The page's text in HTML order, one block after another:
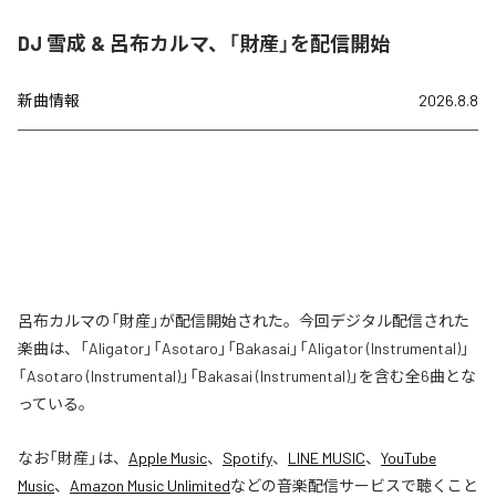
DJ 雪成 & 呂布カルマ、「財産」を配信開始
新曲情報 2026.8.8
呂布カルマの「財産」が配信開始された。今回デジタル配信された
楽曲は、「Aligator」「Asotaro」「Bakasai」「Aligator (Instrumental)」
「Asotaro (Instrumental)」「Bakasai (Instrumental)」を含む全6曲とな
っている。
なお「財産」は、 Apple Music、 Spotify、 LINE MUSIC、 YouTube
Music、 Amazon Music Unlimitedなどの音楽配信サービスで聴くこと